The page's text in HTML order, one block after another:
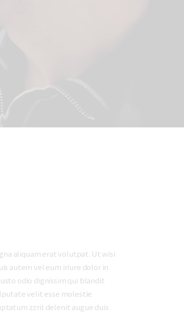
aliquam erat volutpat. Ut wisi
autem vel eum iriure dolor in
odio dignissim qui blandit
velit esse molestie
zzril delenit augue duis